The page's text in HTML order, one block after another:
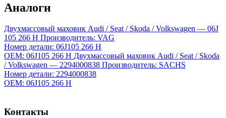
Аналоги
Двухмассовый маховик Audi / Seat / Skoda / Volkswagen — 06J
105 266 H Производитель: VAG
Номер детали: 06J105 266 H
OEM: 06J105 266 H Двухмассовый маховик Audi / Seat / Skoda
/ Volkswagen — 2294000838 Производитель: SACHS
Номер детали: 2294000838
OEM: 06J105 266 H
Контакты